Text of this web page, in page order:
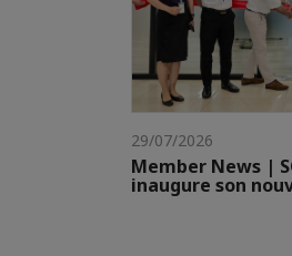
29/07/2026
Member News |
inaugure son